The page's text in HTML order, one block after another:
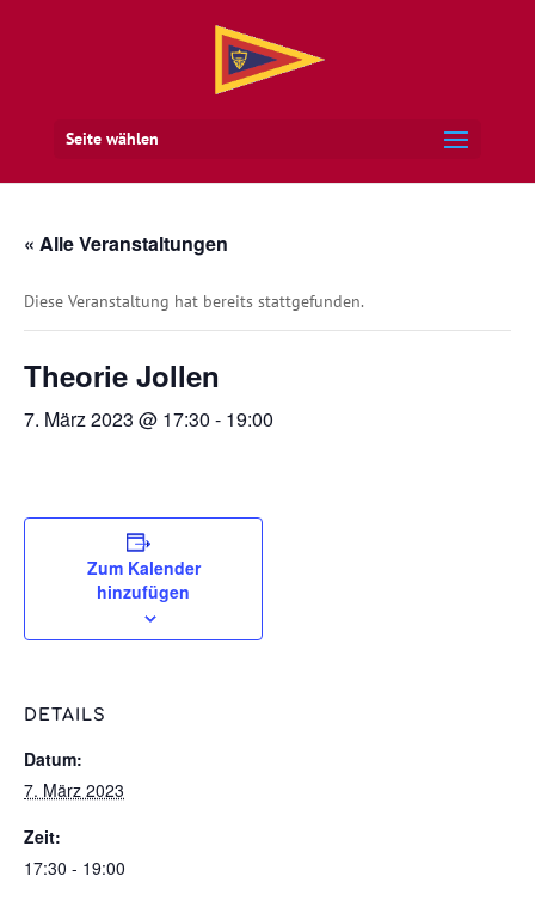
Seite wählen
« Alle Veranstaltungen
Diese Veranstaltung hat bereits stattgefunden.
Theorie Jollen
7. März 2023 @ 17:30 - 19:00
Zum Kalender
hinzufügen
DETAILS
Datum:
7. März 2023
Zeit:
17:30 - 19:00